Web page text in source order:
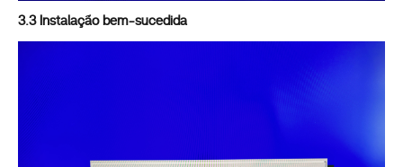
3.3 Instalação bem-sucedida